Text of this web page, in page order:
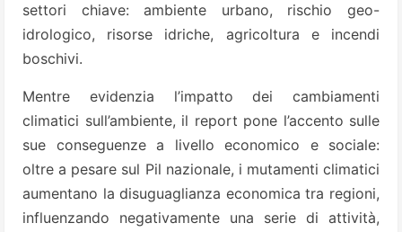
settori chiave: ambiente urbano, rischio geo-
idrologico, risorse idriche, agricoltura e incendi
boschivi.
Mentre evidenzia l’impatto dei cambiamenti
climatici sull’ambiente, il report pone l’accento sulle
sue conseguenze a livello economico e sociale:
oltre a pesare sul Pil nazionale, i mutamenti climatici
aumentano la disuguaglianza economica tra regioni,
influenzando negativamente una serie di attività,